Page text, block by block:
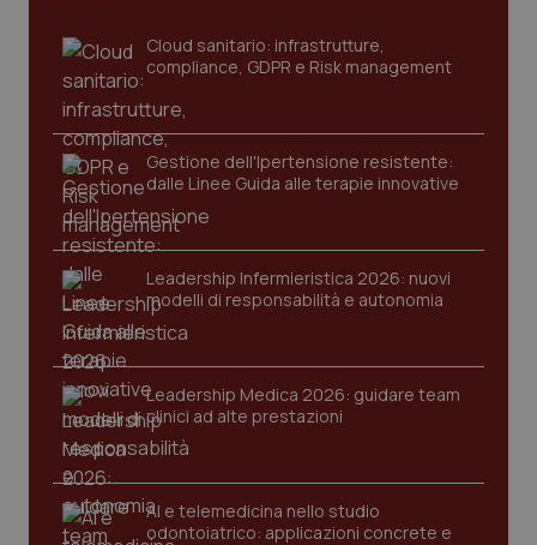
Cloud sanitario: infrastrutture,
compliance, GDPR e Risk management
Gestione dell'Ipertensione resistente:
dalle Linee Guida alle terapie innovative
Leadership Infermieristica 2026: nuovi
modelli di responsabilità e autonomia
Leadership Medica 2026: guidare team
clinici ad alte prestazioni
AI e telemedicina nello studio
odontoiatrico: applicazioni concrete e
CookieScriptConsent